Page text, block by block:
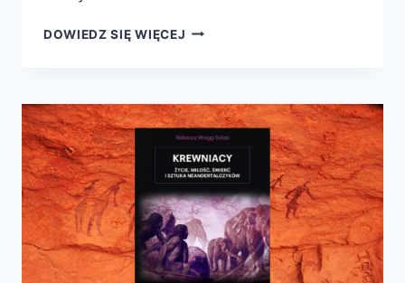
DOWIEDZ SIĘ WIĘCEJ NIEDOSTOSOWANI.
NADĄŻA